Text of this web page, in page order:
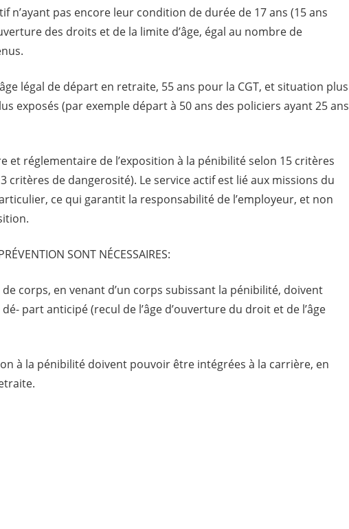
n’ayant pas encore leur condition de durée de 17 ans (15 ans
des droits et de la limite d’âge, égal au nombre de
légal de départ en retraite, 55 ans pour la CGT, et situation plus
exposés (par exemple départ à 50 ans des policiers ayant 25 ans
et réglementaire de l’exposition à la pénibilité selon 15 critères
critères de dangerosité). Le service actif est lié aux missions du
ce qui garantit la responsabilité de l’employeur, et non
SONT NÉCESSAIRES:
corps, en venant d’un corps subissant la pénibilité, doivent
part anticipé (recul de l’âge d’ouverture du droit et de l’âge
à la pénibilité doivent pouvoir être intégrées à la carrière, en